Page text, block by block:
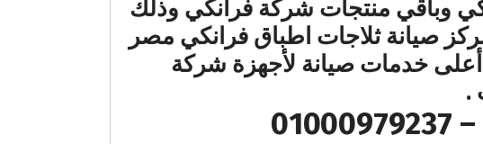
وباقي منتجات شركة فرانكي وذلك
مركز صيانة ثلاجات اطباق فرانكي مصر
خدمات صيانة لأجهزة شركة
.